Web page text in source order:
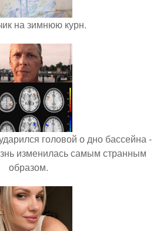
на зимнюю курн.
головой о дно бассейна -
изменилась самым странным
образом.